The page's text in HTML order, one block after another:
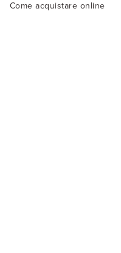
Come acquistare online